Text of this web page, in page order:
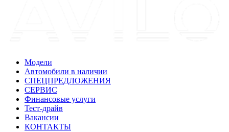
Модели
Автомобили в наличии
СПЕЦПРЕДЛОЖЕНИЯ
СЕРВИС
Финансовые услуги
Тест-драйв
Вакансии
КОНТАКТЫ